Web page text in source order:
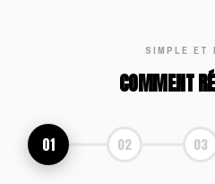
SIMPLE ET
COMMENT
01 02 03